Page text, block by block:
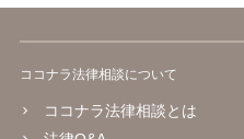
ココナラ法律相談について
ココナラ法律相談とは